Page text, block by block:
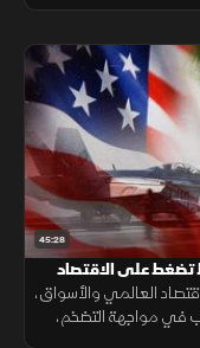
45:28
تضغط على الاقتصاد
العالمي والأسواق،
في مواجهة التضخم،